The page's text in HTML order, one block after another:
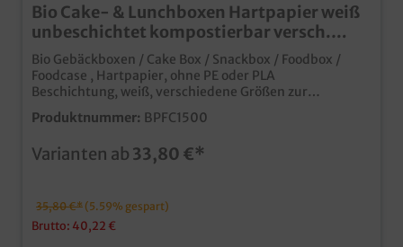
Bio Cake- & Lunchboxen Hartpapier weiß
unbeschichtet kompostierbar versch.
Größen
Bio Gebäckboxen / Cake Box / Snackbox / Foodbox /
Foodcase , Hartpapier, ohne PE oder PLA
Beschichtung, weiß, verschiedene Größen zur
Auswahl: 750ml 113x90x64mm 480St. / 1300ml
149x116x64mm 240St. / 1500ml 197x140x48mm
Cakebox / Lunchbox aus Bio Hartpapier mit stylischem
Kekse, Donuts, Krapfen, Muffins, Präsente, usw.nicht
für extrem fettige und feuchte/soßenhaltige Speisen
Produktnummer: BPFC1500
Varianten ab 33,80 €*
35,80 €* (5.59% gespart)
Brutto: 40,22 €